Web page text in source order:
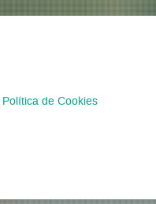
Política de Cookies